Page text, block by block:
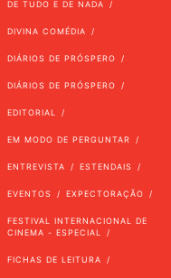
DE TUDO E DE NADA
DIVINA COMÉDIA
DIÁRIOS DE PRÓSPERO
DIÁRIOS DE PRÓSPERO
EDITORIAL
EM MODO DE PERGUNTAR
ENTREVISTA ESTENDAIS
EVENTOS EXPECTORAÇÃO
FESTIVAL INTERNACIONAL DE
CINEMA - ESPECIAL
FICHAS DE LEITURA